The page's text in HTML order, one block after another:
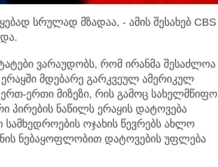
სრულად მზადაა, - ამის შესახებ CBS
ვარაუდობს, რომ ირანმა შესაძლოა
მდებარე გარკვეულ ამერიკულ
ერთი მიზეზი, რის გამოც სახელმწიფო
პირების ნაწილს ერაყის დატოვება
სამხედროების ოჯახის წევრებს ახლო
ნებაყოფლობით დატოვების უფლება